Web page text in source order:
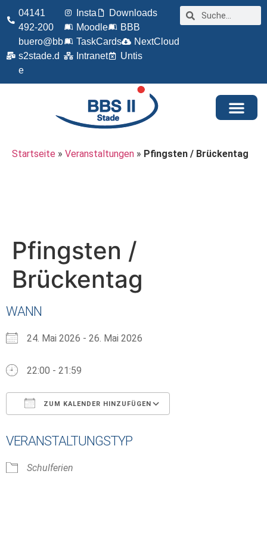
04141
492-200
buero@bb
s2stade.d
e
Insta
Downloads
Moodle
BBB
TaskCards
NextCloud
Intranet
Untis
Startseite » Veranstaltungen » Pfingsten / Brückentag
Pfingsten /
Brückentag
WANN
24. Mai 2026 - 26. Mai 2026
22:00 - 21:59
ZUM KALENDER HINZUFÜGEN
VERANSTALTUNGSTYP
Schulferien